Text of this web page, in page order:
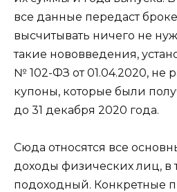
все данные передаст
высчитывать ничего не
такие нововведения,
№ 102-ФЗ от 01.04.2020, не
купоны, которые были
до 31 декабря 2020 года.
Сюда относятся все
доходы физических лиц, в
подоходный. Конкретные